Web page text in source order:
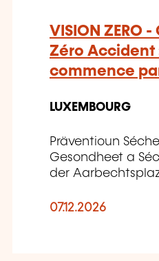
VISION ZERO
Zéro Accident
commence
LUXEMBOURG
Präventioun
Gesondheet a
der
07.12.2026